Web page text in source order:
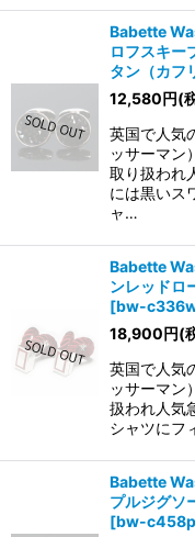
Babette
ロフスキー
タン（カフ
12,580円(
英国で人気
ッサーマン
取り扱われ
には黒いス
ャ…
Babette
ンレッドロ
[bw-
18,900円(
英国で人気
ッサーマン
扱われ人気
シャツにフ
Babette
プルジグソ
[bw-c458p